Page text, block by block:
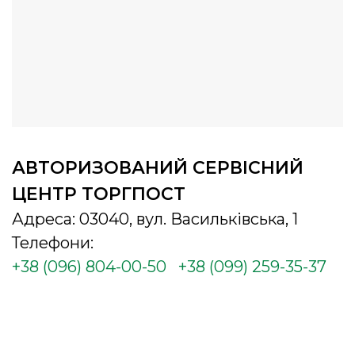
АВТОРИЗОВАНИЙ СЕРВІСНИЙ
ЦЕНТР ТОРГПОСТ
Адреса: 03040, вул. Васильківська, 1
Телефони:
+38 (096) 804-00-50
+38 (099) 259-35-37